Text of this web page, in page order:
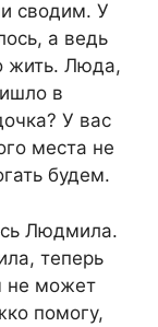
сводим. У
а ведь
жить. Люда,
в
У вас
места не
будем.
Людмила.
теперь
не может
помогу,